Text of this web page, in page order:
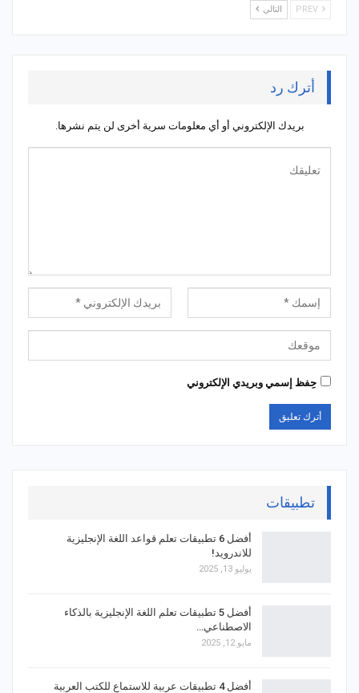
التالي
أترك رد
بريدك الإلكتروني أو أي معلومات سرية أخرى لن يتم نشرها.
حِفظ إسمي وبريدي الإلكتروني
تطبيقات
أفضل 6 تطبيقات تعلم قواعد اللغة الإنجليزية
للاندرويد!
يوليو 13, 2025
أفضل 5 تطبيقات تعلم اللغة الإنجليزية بالذكاء
الاصطناعي…
مايو 12, 2025
أفضل 4 تطبيقات عربية للاستماع للكتب العربية